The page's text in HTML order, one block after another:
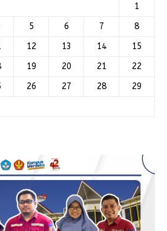
1
5 6 7
8
12 13 14
15
19 20 21
22
26 27 28
29